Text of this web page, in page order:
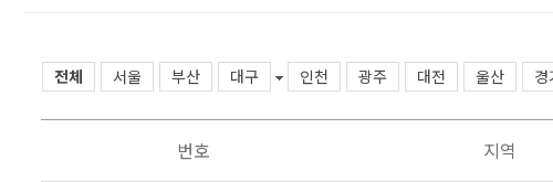
전체 서울 부산 대구 인천 광주 대전 울산 경
번호 지역